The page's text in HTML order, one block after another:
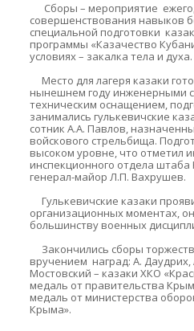
Сборы – мероприятие
совершенствования навыков
специальной подготовки
программы «Казачество
условиях – закалка тела и духа.
Место для лагеря казаки
нынешнем году инженерными
техническим оснащением,
занимались гулькевичские
сотник А.А. Павлов,
войскового стрельбища.
высоком уровне, что отметил
инспекционного отдела
генерал-майор Л.П. Вахрушев.
Гулькевичские казаки
организационных моментах,
большинству военных
Закончились сборы
вручением наград: А. Даудрих,
Мостовский – казаки ХКО
медаль от правительства
медаль от министерства
Крыма».